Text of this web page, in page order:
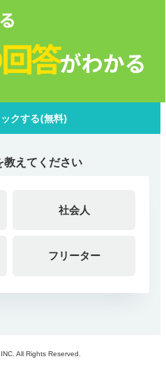
クする(無料)
教えてください
社会人
フリーター
All Rights Reserved.